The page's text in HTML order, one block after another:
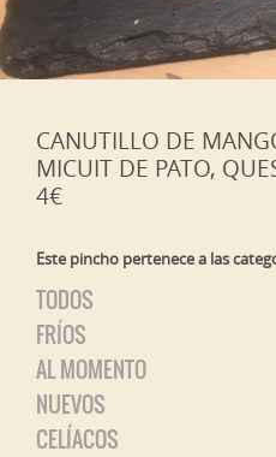
CANUTILLO DE
MICUIT DE PATO,
4€
Este pincho pertenece a las
TODOS
FRÍOS
AL MOMENTO
NUEVOS
CELÍACOS